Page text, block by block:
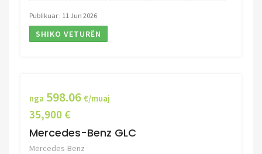
Publikuar : 11 Jun 2026
SHIKO VETURËN
nga 598.06 €/muaj
35,900 €
Mercedes-Benz GLC
Mercedes-Benz